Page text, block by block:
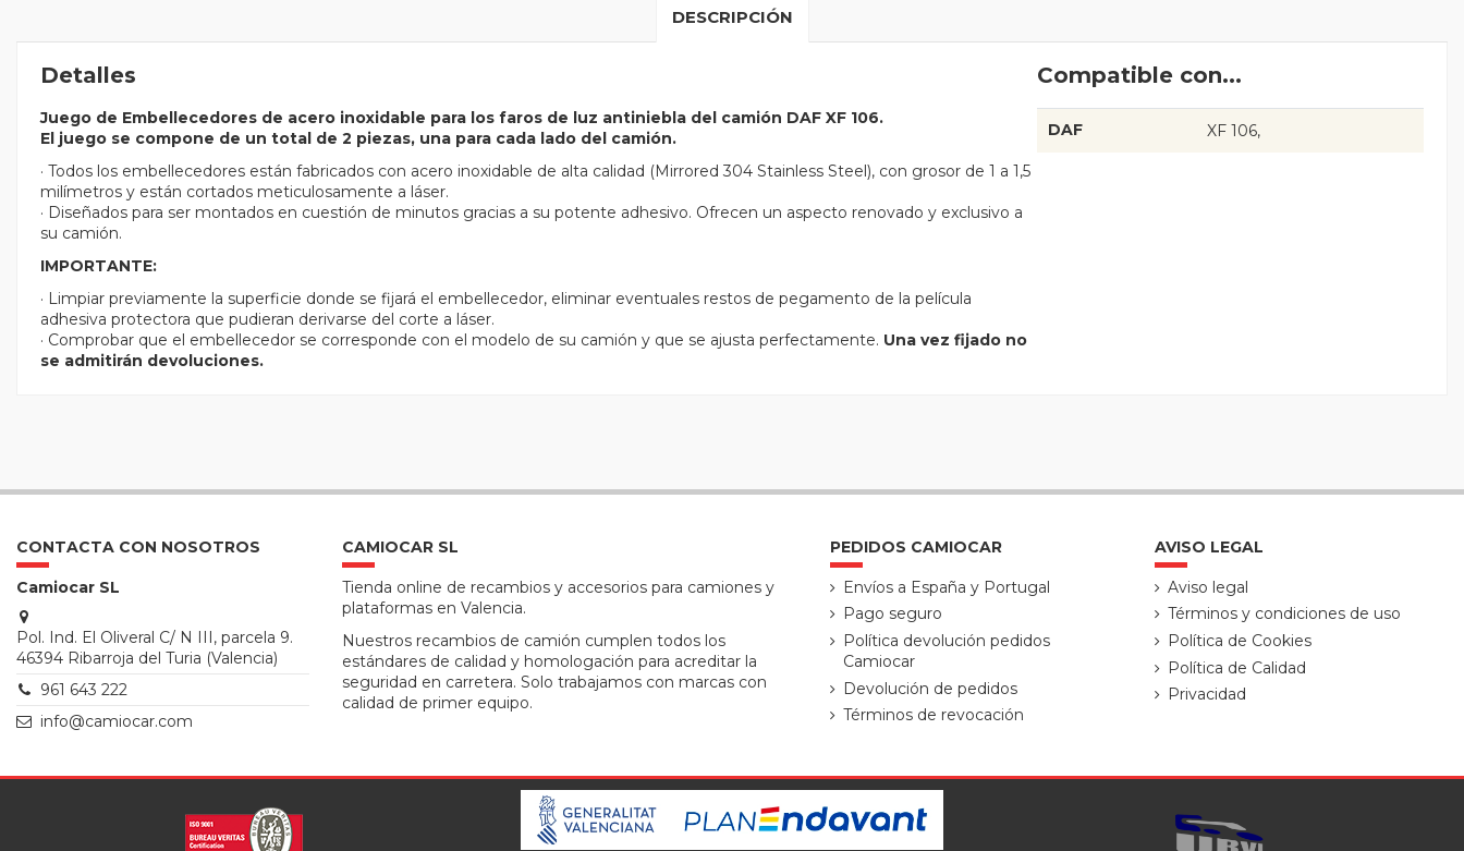
DESCRIPCIÓN
Detalles
Juego de Embellecedores de acero inoxidable para los faros de luz antiniebla del camión DAF XF 106.
El juego se compone de un total de 2 piezas, una para cada lado del camión.
· Todos los embellecedores están fabricados con acero inoxidable de alta calidad (Mirrored 304 Stainless Steel), con grosor de 1 a 1,5
milímetros y están cortados meticulosamente a láser.
· Diseñados para ser montados en cuestión de minutos gracias a su potente adhesivo. Ofrecen un aspecto renovado y exclusivo a
su camión.
IMPORTANTE:
· Limpiar previamente la superficie donde se fijará el embellecedor, eliminar eventuales restos de pegamento de la película
adhesiva protectora que pudieran derivarse del corte a láser.
· Comprobar que el embellecedor se corresponde con el modelo de su camión y que se ajusta perfectamente. Una vez fijado no
se admitirán devoluciones.
Compatible con...
DAF XF 106
CONTACTA CON NOSOTROS
Camiocar SL
Pol. Ind. El Oliveral C/ N III, parcela 9.
46394 Ribarroja del Turia (Valencia)
961 643 222
info@camiocar.com
CAMIOCAR SL
Tienda online de recambios y accesorios para camiones y
plataformas en Valencia.
Nuestros recambios de camión cumplen todos los
estándares de calidad y homologación para acreditar la
seguridad en carretera. Solo trabajamos con marcas con
calidad de primer equipo.
PEDIDOS CAMIOCAR
Envíos a España y Portugal
Pago seguro
Política devolución pedidos
Camiocar
Devolución de pedidos
Términos de revocación
AVISO LEGAL
Aviso legal
Términos y condiciones de uso
Política de Cookies
Política de Calidad
Privacidad